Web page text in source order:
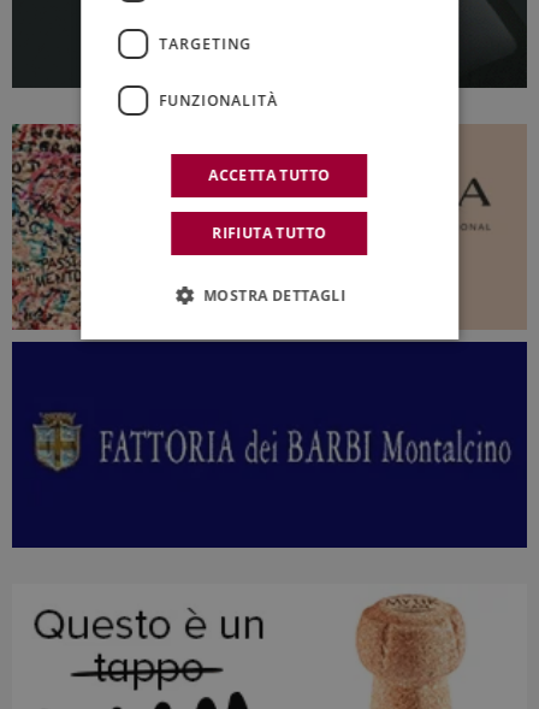
TARGETING
FUNZIONALITÀ
ACCETTA TUTTO
RIFIUTA TUTTO
MOSTRA DETTAGLI